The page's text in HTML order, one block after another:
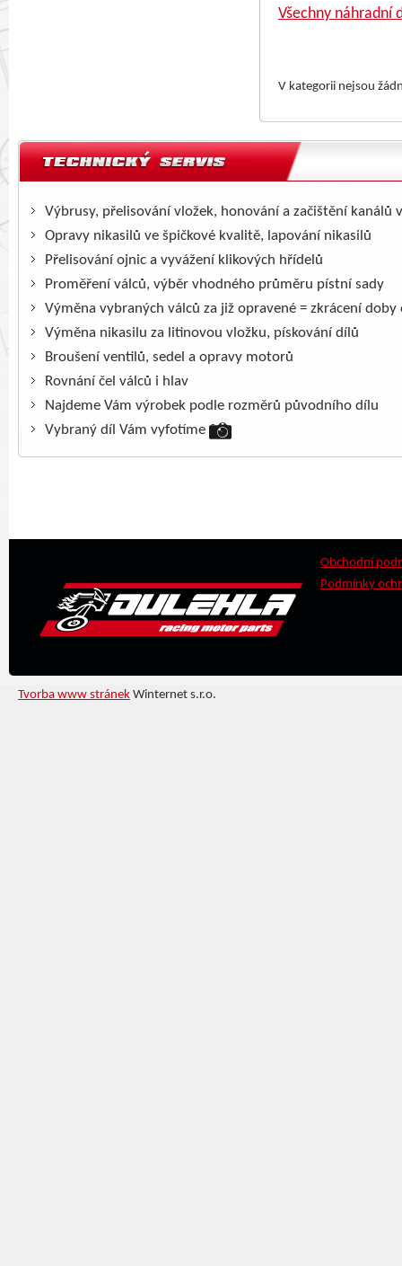
Všechny náhradní
V kategorii nejsou
Výbrusy, přelisování vložek, honování a začištění kanálů
Opravy nikasilů ve špičkové kvalitě, lapování nikasilů
Přelisování ojnic a vyvážení klikových hřídelů
Proměření válců, výběr vhodného průměru pístní sady
Výměna vybraných válců za již opravené = zkrácení doby
Výměna nikasilu za litinovou vložku, pískování dílů
Broušení ventilů, sedel a opravy motorů
Rovnání čel válců i hlav
Najdeme Vám výrobek podle rozměrů původního dílu
Vybraný díl Vám vyfotíme
Obchodní
Podmínky
Tvorba www stránek Winternet s.r.o.